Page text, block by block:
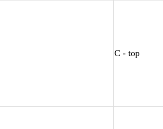
C - top